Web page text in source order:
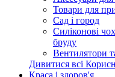
Товари для
Сад і город
Силіконові
бруду
Вентилятори
Дивитися всі
Краса і здоров'я